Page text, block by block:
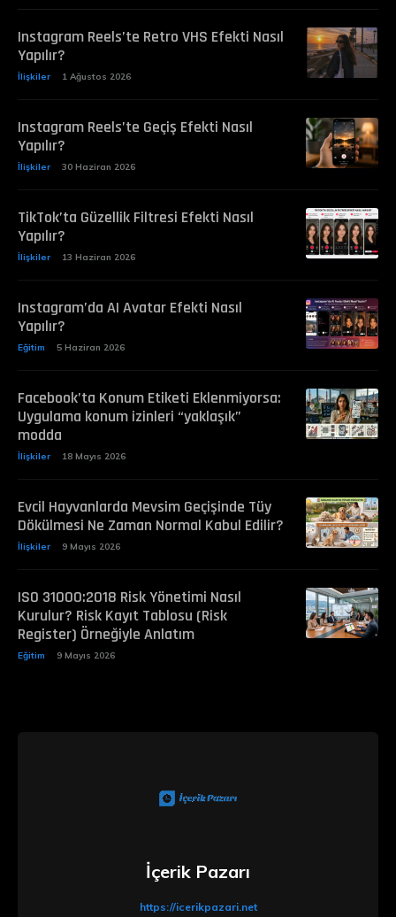
Instagram Reels’te Retro VHS Efekti Nasıl
Yapılır?
İlişkiler 1 Ağustos 2026
Instagram Reels’te Geçiş Efekti Nasıl
Yapılır?
İlişkiler 30 Haziran 2026
TikTok’ta Güzellik Filtresi Efekti Nasıl
Yapılır?
İlişkiler 13 Haziran 2026
Instagram’da AI Avatar Efekti Nasıl
Yapılır?
Eğitim 5 Haziran 2026
Facebook’ta Konum Etiketi Eklenmiyorsa:
Uygulama konum izinleri “yaklaşık”
modda
İlişkiler 18 Mayıs 2026
Evcil Hayvanlarda Mevsim Geçişinde Tüy
Dökülmesi Ne Zaman Normal Kabul Edilir?
İlişkiler 9 Mayıs 2026
ISO 31000:2018 Risk Yönetimi Nasıl
Kurulur? Risk Kayıt Tablosu (Risk
Register) Örneğiyle Anlatım
Eğitim 9 Mayıs 2026
İçerik Pazarı
https://icerikpazari.net